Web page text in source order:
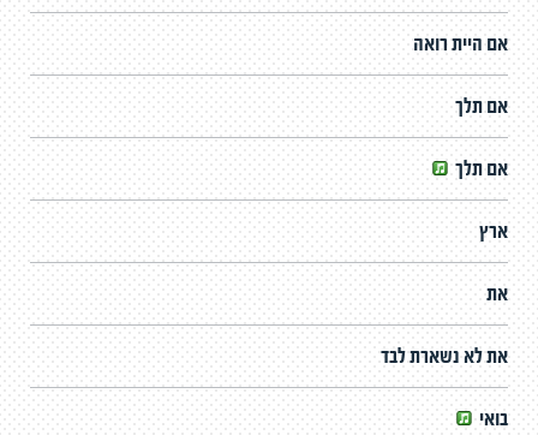
אם היית רואה
אם תלך
אם תלך
ארץ
את
את לא נשארת לבד
בואי